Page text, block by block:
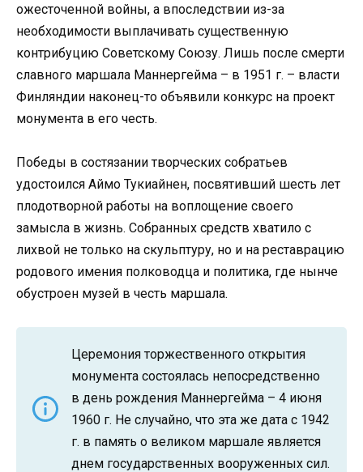
ожесточенной войны, а впоследствии из-за
необходимости выплачивать существенную
контрибуцию Советскому Союзу. Лишь после смерти
славного маршала Маннергейма – в 1951 г. – власти
Финляндии наконец-то объявили конкурс на проект
монумента в его честь.
Победы в состязании творческих собратьев
удостоился Аймо Тукиайнен, посвятивший шесть лет
плодотворной работы на воплощение своего
замысла в жизнь. Собранных средств хватило с
лихвой не только на скульптуру, но и на реставрацию
родового имения полководца и политика, где нынче
обустроен музей в честь маршала.
Церемония торжественного открытия
монумента состоялась непосредственно
в день рождения Маннергейма – 4 июня
1960 г. Не случайно, что эта же дата с 1942
г. в память о великом маршале является
днем государственных вооруженных сил.